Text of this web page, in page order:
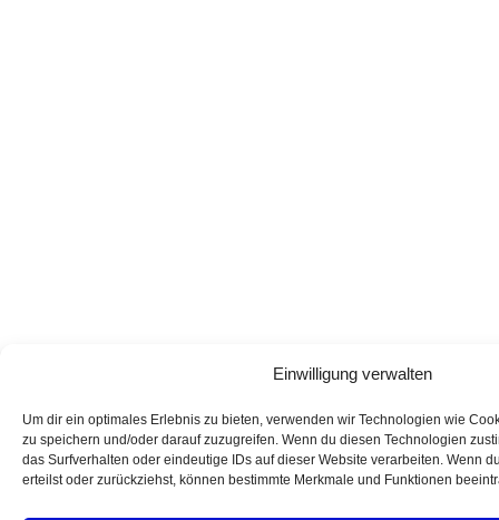
Einwilligung verwalten
Um dir ein optimales Erlebnis zu bieten, verwenden wir Technologien wie
zu speichern und/oder darauf zuzugreifen. Wenn du diesen Technologien
das Surfverhalten oder eindeutige IDs auf dieser Website verarbeiten. Wenn
erteilst oder zurückziehst, können bestimmte Merkmale und Funktionen